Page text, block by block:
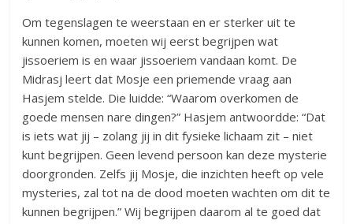
Om tegenslagen te weerstaan en er sterker uit te
kunnen komen, moeten wij eerst begrijpen wat
jissoeriem is en waar jissoeriem vandaan komt. De
Midrasj leert dat Mosje een priemende vraag aan
Hasjem stelde. Die luidde: “Waarom overkomen de
goede mensen nare dingen?” Hasjem antwoordde: “Dat
is iets wat jij – zolang jij in dit fysieke lichaam zit – niet
kunt begrijpen. Geen levend persoon kan deze mysterie
doorgronden. Zelfs jij Mosje, die inzichten heeft op vele
mysteries, zal tot na de dood moeten wachten om dit te
kunnen begrijpen.” Wij begrijpen daarom al te goed dat